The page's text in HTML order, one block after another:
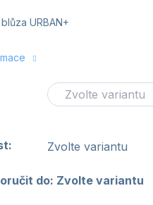
URBAN+
Zvolte variantu
do: Zvolte variantu